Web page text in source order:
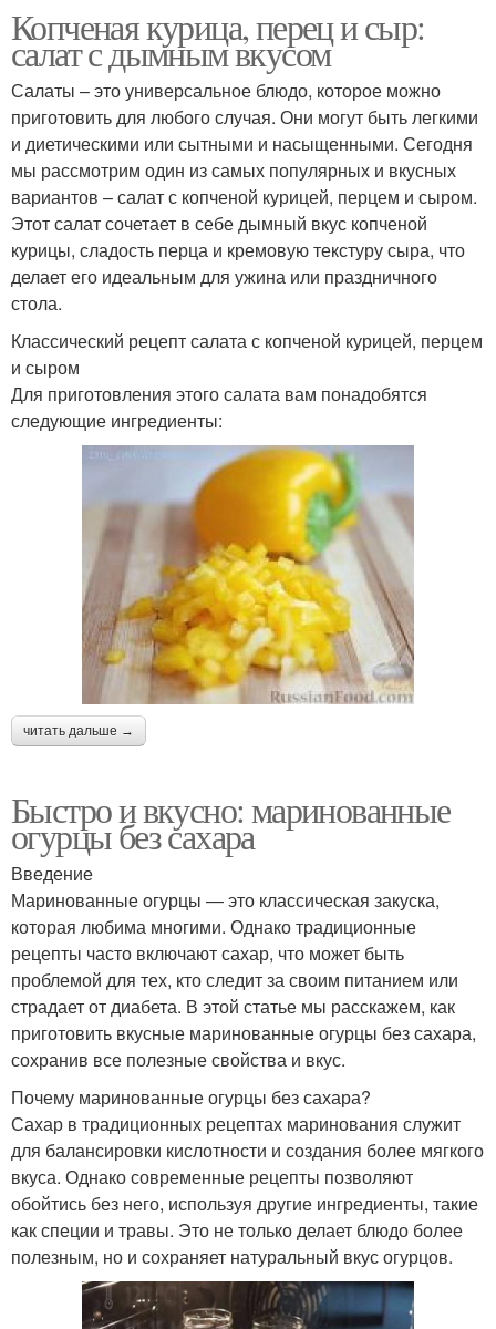
Копченая курица, перец и сыр:
салат с дымным вкусом
Салаты – это универсальное блюдо, которое можно
приготовить для любого случая. Они могут быть легкими
и диетическими или сытными и насыщенными. Сегодня
мы рассмотрим один из самых популярных и вкусных
вариантов – салат с копченой курицей, перцем и сыром.
Этот салат сочетает в себе дымный вкус копченой
курицы, сладость перца и кремовую текстуру сыра, что
делает его идеальным для ужина или праздничного
стола.
Классический рецепт салата с копченой курицей, перцем
и сыром
Для приготовления этого салата вам понадобятся
следующие ингредиенты:
читать дальше →
Быстро и вкусно: маринованные
огурцы без сахара
Введение
Маринованные огурцы — это классическая закуска,
которая любима многими. Однако традиционные
рецепты часто включают сахар, что может быть
проблемой для тех, кто следит за своим питанием или
страдает от диабета. В этой статье мы расскажем, как
приготовить вкусные маринованные огурцы без сахара,
сохранив все полезные свойства и вкус.
Почему маринованные огурцы без сахара?
Сахар в традиционных рецептах маринования служит
для балансировки кислотности и создания более мягкого
вкуса. Однако современные рецепты позволяют
обойтись без него, используя другие ингредиенты, такие
как специи и травы. Это не только делает блюдо более
полезным, но и сохраняет натуральный вкус огурцов.